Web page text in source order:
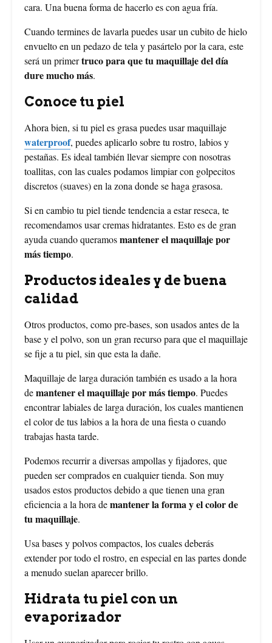
cara. Una buena forma de hacerlo es con agua fría.
Cuando termines de lavarla puedes usar un cubito de hielo
envuelto en un pedazo de tela y pasártelo por la cara, este
será un primertruco para que tu maquillaje del día
dure mucho más.
Conoce tu piel
Ahora bien, si tu piel es grasa puedes usar maquillaje
waterproof, puedes aplicarlo sobre tu rostro, labios y
pestañas. Es ideal también llevar siempre con nosotras
toallitas, con las cuales podamos limpiar con golpecitos
discretos (suaves) en la zona donde se haga grasosa.
Si en cambio tu piel tiende tendencia a estar reseca, te
recomendamos usar cremas hidratantes. Esto es de gran
ayuda cuando queramosmantener el maquillaje por
más tiempo.
Productos ideales y de buena
calidad
Otros productos, como pre-bases, son usados antes de la
base y el polvo, son un gran recurso para que el maquillaje
se fije a tu piel, sin que esta la dañe.
Maquillaje de larga duración también es usado a la hora
demantener el maquillaje por más tiempo. Puedes
encontrar labiales de larga duración, los cuales mantienen
el color de tus labios a la hora de una fiesta o cuando
trabajas hasta tarde.
Podemos recurrir a diversas ampollas y fijadores, que
pueden ser comprados en cualquier tienda. Son muy
usados estos productos debido a que tienen una gran
eficiencia a la hora demantener la forma y el color de
tu maquillaje.
Usa bases y polvos compactos, los cuales deberás
extender por todo el rostro, en especial en las partes donde
a menudo suelan aparecer brillo.
Hidrata tu piel con un
evaporizador